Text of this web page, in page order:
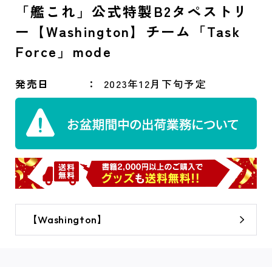
「艦これ」公式特製B2タペストリ
ー【Washington】チーム「Task
Force」mode
発売日 2023年12月下旬予定
【Washington】